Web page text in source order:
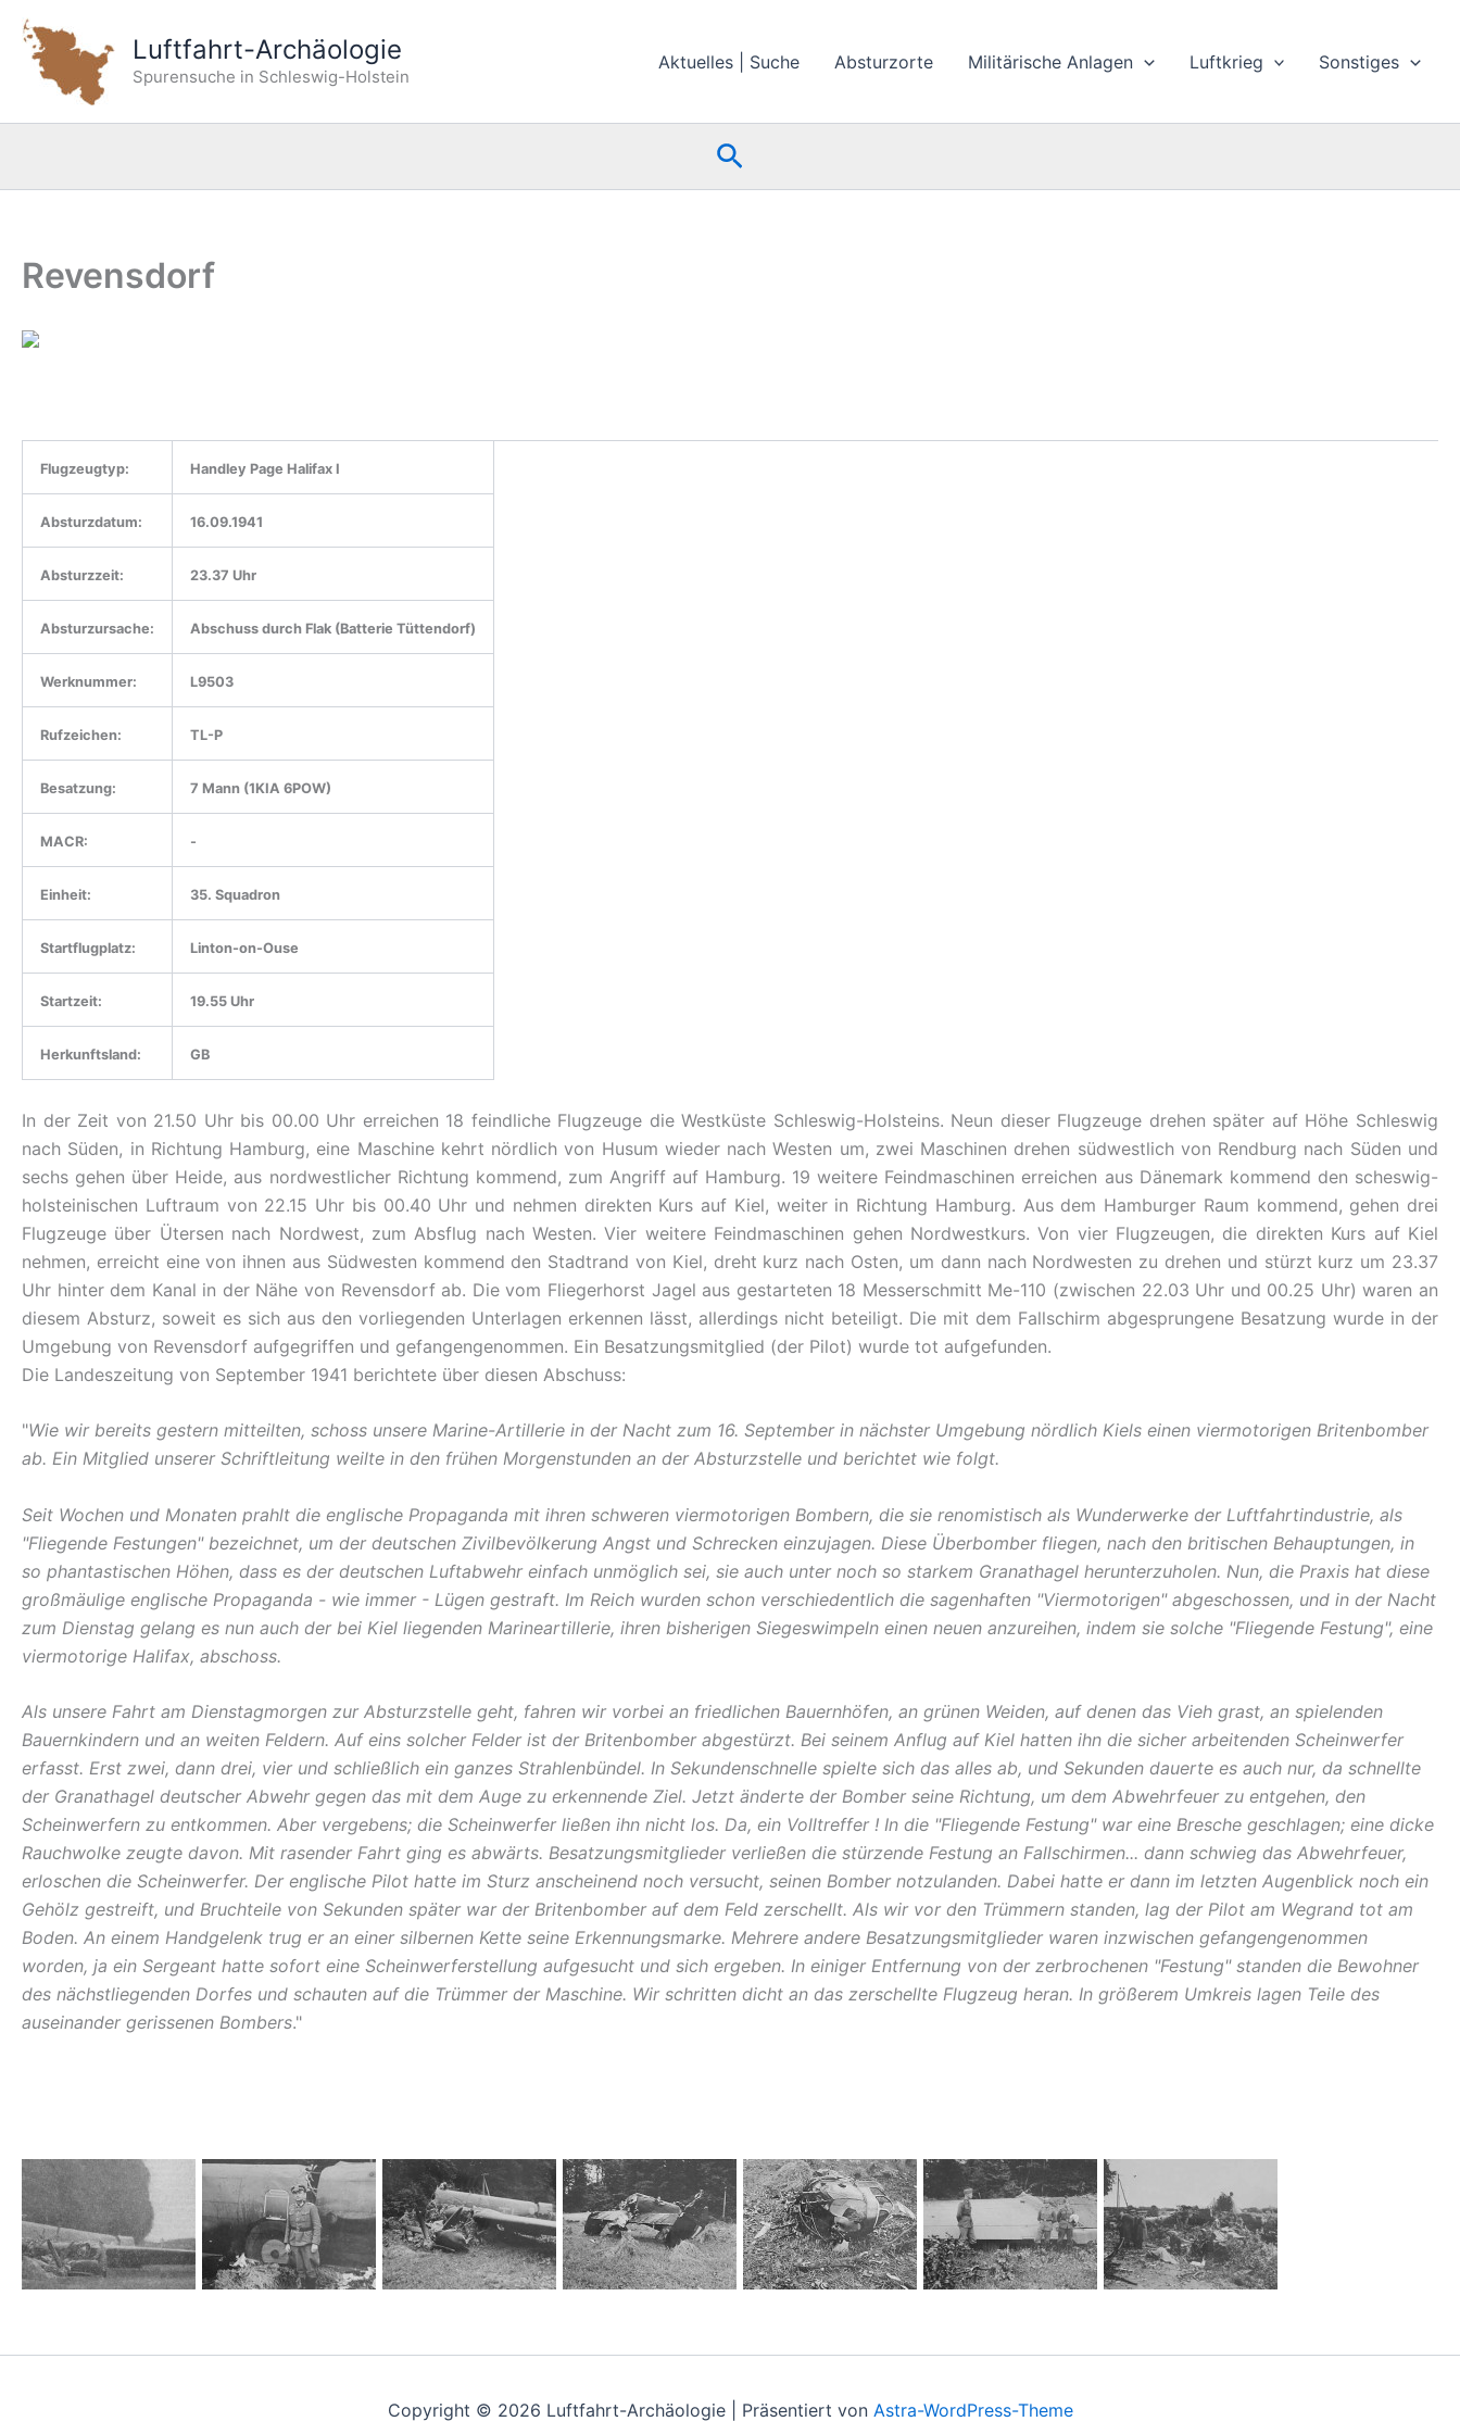
Zum
Inhalt
springen
Luftfahrt-Archäologie
Spurensuche in Schleswig-Holstein
Aktuelles | Suche Absturzorte Militärische Anlagen Luftkrieg Sonstiges
Suchen
Revensdorf
Flugzeugtyp: Handley Page Halifax I
Absturzdatum: 16.09.1941
Absturzzeit: 23.37 Uhr
Absturzursache: Abschuss durch Flak (Batterie Tüttendorf)
Werknummer: L9503
Rufzeichen: TL-P
Besatzung: 7 Mann (1KIA 6POW)
MACR: -
Einheit: 35. Squadron
Startflugplatz: Linton-on-Ouse
Startzeit: 19.55 Uhr
Herkunftsland: GB
In der Zeit von 21.50 Uhr bis 00.00 Uhr erreichen 18 feindliche Flugzeuge die Westküste Schleswig-Holsteins. Neun dieser Flugzeuge drehen später auf Höhe Schleswig
nach Süden, in Richtung Hamburg, eine Maschine kehrt nördlich von Husum wieder nach Westen um, zwei Maschinen drehen südwestlich von Rendburg nach Süden und
sechs gehen über Heide, aus nordwestlicher Richtung kommend, zum Angriff auf Hamburg. 19 weitere Feindmaschinen erreichen aus Dänemark kommend den scheswig-
holsteinischen Luftraum von 22.15 Uhr bis 00.40 Uhr und nehmen direkten Kurs auf Kiel, weiter in Richtung Hamburg. Aus dem Hamburger Raum kommend, gehen drei
Flugzeuge über Ütersen nach Nordwest, zum Absflug nach Westen. Vier weitere Feindmaschinen gehen Nordwestkurs. Von vier Flugzeugen, die direkten Kurs auf Kiel
nehmen, erreicht eine von ihnen aus Südwesten kommend den Stadtrand von Kiel, dreht kurz nach Osten, um dann nach Nordwesten zu drehen und stürzt kurz um 23.37
Uhr hinter dem Kanal in der Nähe von Revensdorf ab. Die vom Fliegerhorst Jagel aus gestarteten 18 Messerschmitt Me-110 (zwischen 22.03 Uhr und 00.25 Uhr) waren an
diesem Absturz, soweit es sich aus den vorliegenden Unterlagen erkennen lässt, allerdings nicht beteiligt. Die mit dem Fallschirm abgesprungene Besatzung wurde in der
Umgebung von Revensdorf aufgegriffen und gefangengenommen. Ein Besatzungsmitglied (der Pilot) wurde tot aufgefunden.
Die Landeszeitung von September 1941 berichtete über diesen Abschuss:
"Wie wir bereits gestern mitteilten, schoss unsere Marine-Artillerie in der Nacht zum 16. September in nächster Umgebung nördlich Kiels einen viermotorigen Britenbomber
ab. Ein Mitglied unserer Schriftleitung weilte in den frühen Morgenstunden an der Absturzstelle und berichtet wie folgt.
Seit Wochen und Monaten prahlt die englische Propaganda mit ihren schweren viermotorigen Bombern, die sie renomistisch als Wunderwerke der Luftfahrtindustrie, als
"Fliegende Festungen" bezeichnet, um der deutschen Zivilbevölkerung Angst und Schrecken einzujagen. Diese Überbomber fliegen, nach den britischen Behauptungen, in
so phantastischen Höhen, dass es der deutschen Luftabwehr einfach unmöglich sei, sie auch unter noch so starkem Granathagel herunterzuholen. Nun, die Praxis hat diese
großmäulige englische Propaganda - wie immer - Lügen gestraft. Im Reich wurden schon verschiedentlich die sagenhaften "Viermotorigen" abgeschossen, und in der Nacht
zum Dienstag gelang es nun auch der bei Kiel liegenden Marineartillerie, ihren bisherigen Siegeswimpeln einen neuen anzureihen, indem sie solche "Fliegende Festung", eine
viermotorige Halifax, abschoss.
Als unsere Fahrt am Dienstagmorgen zur Absturzstelle geht, fahren wir vorbei an friedlichen Bauernhöfen, an grünen Weiden, auf denen das Vieh grast, an spielenden
Bauernkindern und an weiten Feldern. Auf eins solcher Felder ist der Britenbomber abgestürzt. Bei seinem Anflug auf Kiel hatten ihn die sicher arbeitenden Scheinwerfer
erfasst. Erst zwei, dann drei, vier und schließlich ein ganzes Strahlenbündel. In Sekundenschnelle spielte sich das alles ab, und Sekunden dauerte es auch nur, da schnellte
der Granathagel deutscher Abwehr gegen das mit dem Auge zu erkennende Ziel. Jetzt änderte der Bomber seine Richtung, um dem Abwehrfeuer zu entgehen, den
Scheinwerfern zu entkommen. Aber vergebens; die Scheinwerfer ließen ihn nicht los. Da, ein Volltreffer ! In die "Fliegende Festung" war eine Bresche geschlagen; eine dicke
Rauchwolke zeugte davon. Mit rasender Fahrt ging es abwärts. Besatzungsmitglieder verließen die stürzende Festung an Fallschirmen... dann schwieg das Abwehrfeuer,
erloschen die Scheinwerfer. Der englische Pilot hatte im Sturz anscheinend noch versucht, seinen Bomber notzulanden. Dabei hatte er dann im letzten Augenblick noch ein
Gehölz gestreift, und Bruchteile von Sekunden später war der Britenbomber auf dem Feld zerschellt. Als wir vor den Trümmern standen, lag der Pilot am Wegrand tot am
Boden. An einem Handgelenk trug er an einer silbernen Kette seine Erkennungsmarke. Mehrere andere Besatzungsmitglieder waren inzwischen gefangengenommen
worden, ja ein Sergeant hatte sofort eine Scheinwerferstellung aufgesucht und sich ergeben. In einiger Entfernung von der zerbrochenen "Festung" standen die Bewohner
des nächstliegenden Dorfes und schauten auf die Trümmer der Maschine. Wir schritten dicht an das zerschellte Flugzeug heran. In größerem Umkreis lagen Teile des
auseinander gerissenen Bombers."
Copyright © 2026 Luftfahrt-Archäologie | Präsentiert von Astra-WordPress-Theme